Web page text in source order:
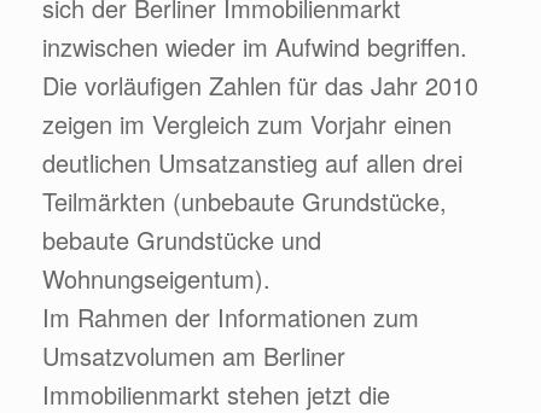
sich der Berliner Immobilienmarkt
inzwischen wieder im Aufwind begriffen.
Die vorläufigen Zahlen für das Jahr 2010
zeigen im Vergleich zum Vorjahr einen
deutlichen Umsatzanstieg auf allen drei
Teilmärkten (unbebaute Grundstücke,
bebaute Grundstücke und
Wohnungseigentum).
Im Rahmen der Informationen zum
Umsatzvolumen am Berliner
Immobilienmarkt stehen jetzt die